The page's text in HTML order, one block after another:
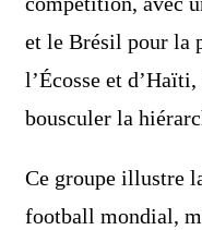
et le Brésil pour la
l’Écosse et
bousculer la
Ce groupe illustre
football mondial,